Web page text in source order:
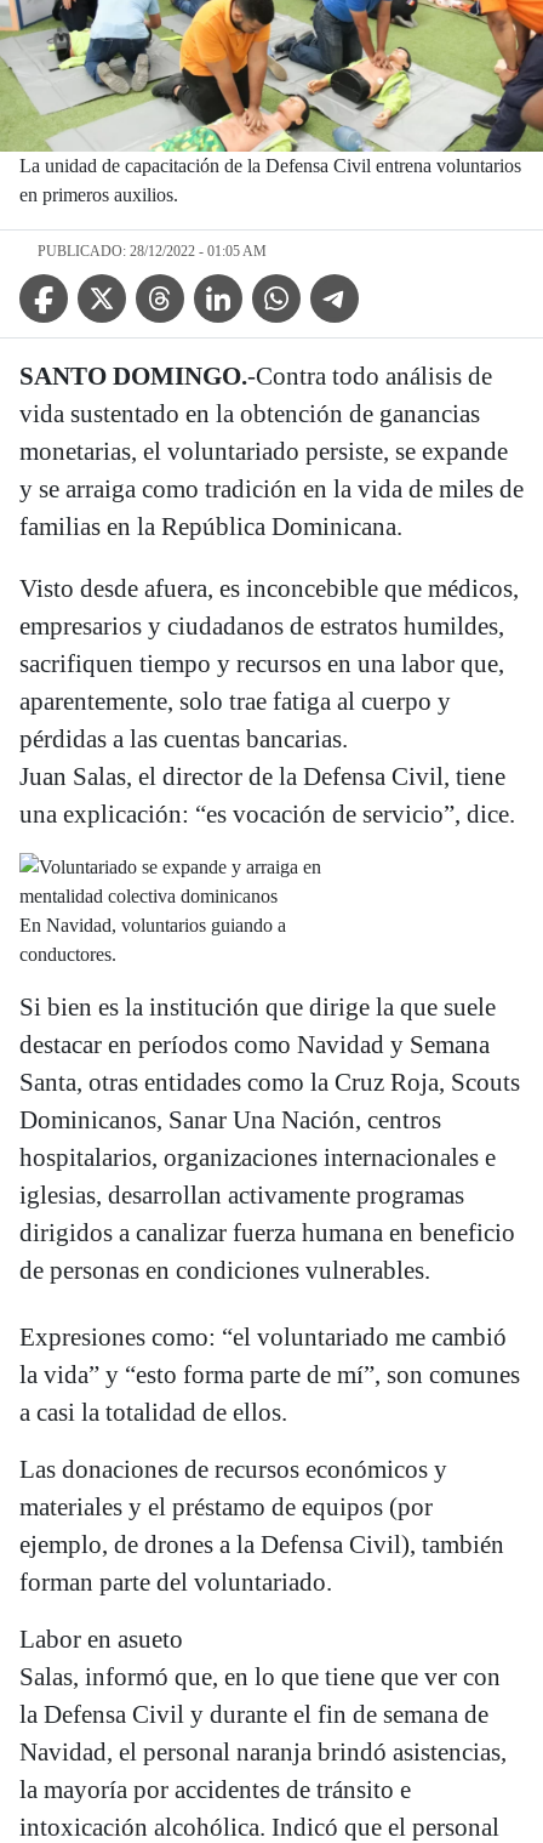
La unidad de capacitación de la Defensa Civil entrena voluntarios
en primeros auxilios.
PUBLICADO: 28/12/2022 - 01:05 AM
Facebook IconTwitter IconThreads IconLinkedin IconWhatsApp IconTelegram Icon
SANTO DOMINGO.-Contra todo análisis de
vida sustentado en la obtención de ganancias
monetarias, el voluntariado persiste, se expande
y se arraiga como tradición en la vida de miles de
familias en la República Dominicana.
Visto desde afuera, es inconcebible que médicos,
empresarios y ciudadanos de estratos humildes,
sacrifiquen tiempo y recursos en una labor que,
aparentemente, solo trae fatiga al cuerpo y
pérdidas a las cuentas bancarias.
Juan Salas, el director de la Defensa Civil, tiene
una explicación: “es vocación de servicio”, dice.
En Navidad, voluntarios guiando a
conductores.
Si bien es la institución que dirige la que suele
destacar en períodos como Navidad y Semana
Santa, otras entidades como la Cruz Roja, Scouts
Dominicanos, Sanar Una Nación, centros
hospitalarios, organizaciones internacionales e
iglesias, desarrollan activamente programas
dirigidos a canalizar fuerza humana en beneficio
de personas en condiciones vulnerables.
Expresiones como: “el voluntariado me cambió
la vida” y “esto forma parte de mí”, son comunes
a casi la totalidad de ellos.
Las donaciones de recursos económicos y
materiales y el préstamo de equipos (por
ejemplo, de drones a la Defensa Civil), también
forman parte del voluntariado.
Labor en asueto
Salas, informó que, en lo que tiene que ver con
la Defensa Civil y durante el fin de semana de
Navidad, el personal naranja brindó asistencias,
la mayoría por accidentes de tránsito e
intoxicación alcohólica. Indicó que el personal